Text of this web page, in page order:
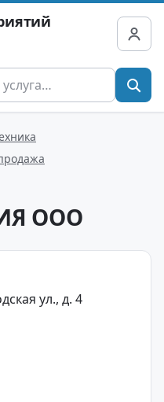
ООО
ул., д. 4